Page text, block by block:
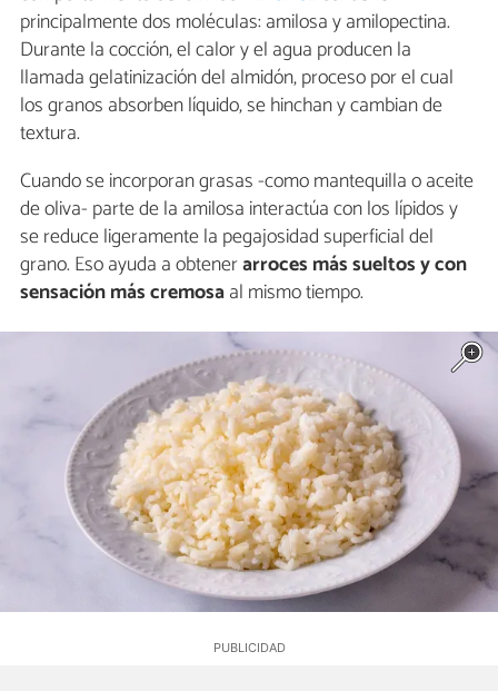
principalmente dos moléculas: amilosa y amilopectina.
Durante la cocción, el calor y el agua producen la
llamada gelatinización del almidón, proceso por el cual
los granos absorben líquido, se hinchan y cambian de
textura.
Cuando se incorporan grasas -como mantequilla o aceite
de oliva- parte de la amilosa interactúa con los lípidos y
se reduce ligeramente la pegajosidad superficial del
grano. Eso ayuda a obtenerarroces más sueltos y con
sensación más cremosaal mismo tiempo.